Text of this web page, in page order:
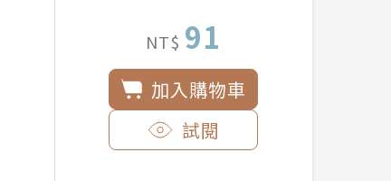
NT$ 91
加入購物車
試閱